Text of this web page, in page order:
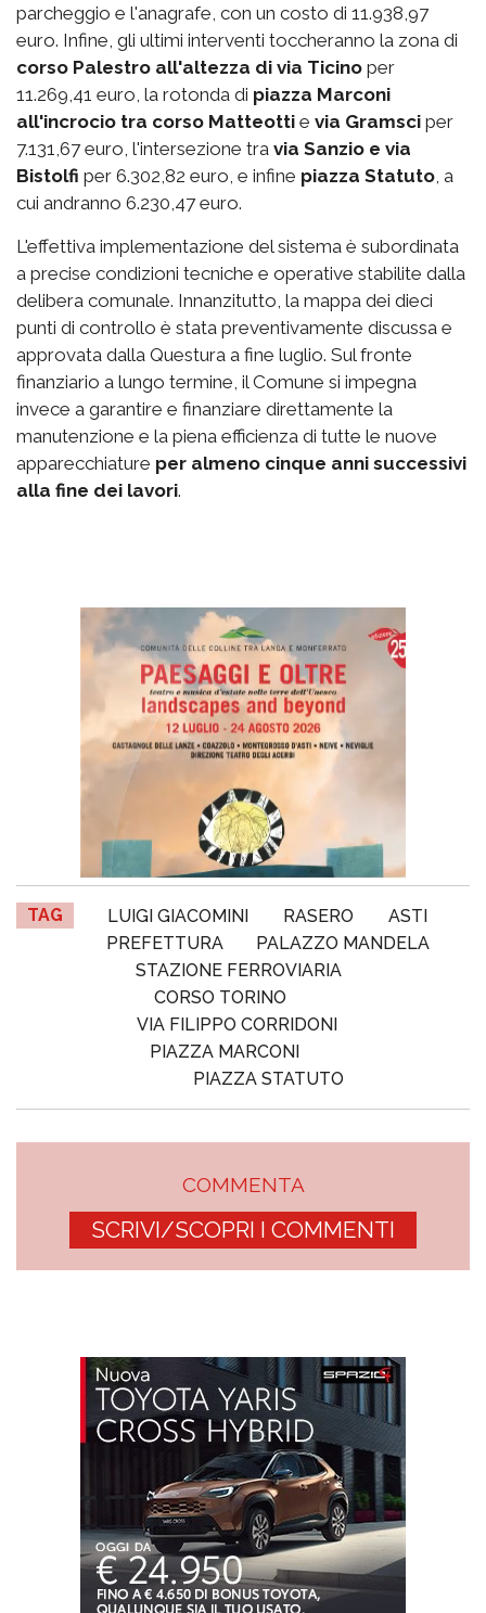
parcheggio e l'anagrafe, con un costo di 11.938,97
euro. Infine, gli ultimi interventi toccheranno la zona di
corso Palestro all'altezza di via Ticino per
11.269,41 euro, la rotonda di piazza Marconi
all'incrocio tra corso Matteotti e via Gramsci per
7.131,67 euro, l'intersezione tra via Sanzio e via
Bistolfi per 6.302,82 euro, e infine piazza Statuto, a
cui andranno 6.230,47 euro.
L'effettiva implementazione del sistema è subordinata
a precise condizioni tecniche e operative stabilite dalla
delibera comunale. Innanzitutto, la mappa dei dieci
punti di controllo è stata preventivamente discussa e
approvata dalla Questura a fine luglio. Sul fronte
finanziario a lungo termine, il Comune si impegna
invece a garantire e finanziare direttamente la
manutenzione e la piena efficienza di tutte le nuove
apparecchiature per almeno cinque anni successivi
alla fine dei lavori.
TAG LUIGI GIACOMINI RASERO
ASTI
PREFETTURA
PALAZZO MANDELA
STAZIONE FERROVIARIA
CORSO TORINO
VIA FILIPPO CORRIDONI
PIAZZA MARCONI
PIAZZA STATUTO
COMMENTA
SCRIVI/SCOPRI I COMMENTI